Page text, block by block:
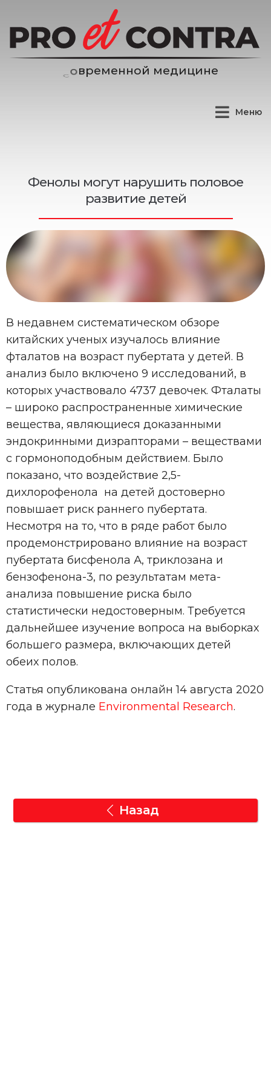
м енной медицине
Меню
Фенолы могут нарушить половое
развитие детей
В недавнем систематическом обзоре
китайских ученых изучалось влияние
фталатов на возраст пубертата у детей. В
анализ было включено 9 исследований, в
которых участвовало 4737 девочек. Фталаты
– широко распространенные химические
вещества, являющиеся доказанными
эндокринными дизрапторами – веществами
с гормоноподобным действием. Было
показано, что воздействие 2,5-
дихлорофенола на детей достоверно
повышает риск раннего пубертата.
Несмотря на то, что в ряде работ было
продемонстрировано влияние на возраст
пубертата бисфенола А, триклозана и
бензофенона-3, по результатам мета-
анализа повышение риска было
статистически недостоверным. Требуется
дальнейшее изучение вопроса на выборках
большего размера, включающих детей
обеих полов.
Статья опубликована онлайн 14 августа 2020
года в журнале Environmental Research.
Назад